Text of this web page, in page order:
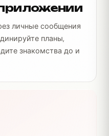
личные сообщения
планы,
знакомства до и